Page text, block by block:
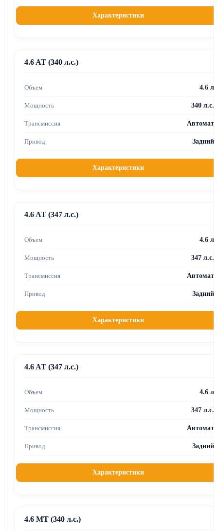
Характеристики
4.6 AT (340 л.с.)
4.6 л
340 л.с.
Автомат
Задний
Характеристики
4.6 AT (347 л.с.)
4.6 л
347 л.с.
Автомат
Задний
Характеристики
4.6 AT (347 л.с.)
4.6 л
347 л.с.
Автомат
Задний
Характеристики
4.6 MT (340 л.с.)